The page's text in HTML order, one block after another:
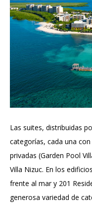
Las suites, distribuidas
categorías, cada una
privadas (Garden Pool
Villa Nizuc. En los
frente al mar y 201
generosa variedad de